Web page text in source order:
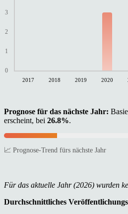
0
1
2
3
2017 2018 2019 2020
Prognose für das nächste Jahr:
erscheint, bei 26.8%.
📈 Prognose-Trend fürs nächste Jahr
Für das aktuelle Jahr (2026) wurden
Durchschnittliches